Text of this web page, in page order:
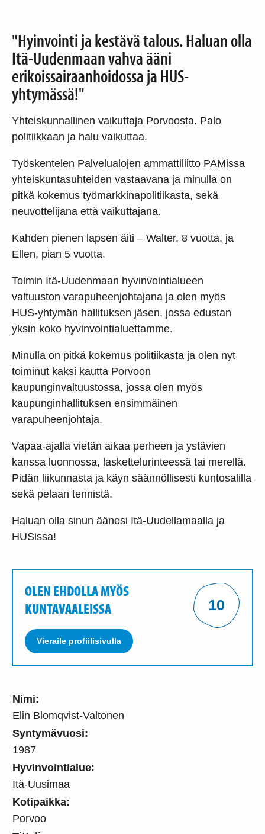
Nimi:
Elin Blomqvist-Valtonen
Syntymävuosi:
1987
Hyvinvointialue:
Itä-Uusimaa
Kotipaikka:
Porvoo
"Hyinvointi ja kestävä talous. Haluan olla
Itä-Uudenmaan vahva ääni
erikoissairaanhoidossa ja HUS-
yhtymässä!"
Yhteiskunnallinen vaikuttaja Porvoosta. Palo
politiikkaan ja halu vaikuttaa.
Työskentelen Palvelualojen ammattiliitto PAMissa
yhteiskuntasuhteiden vastaavana ja minulla on
pitkä kokemus työmarkkinapolitiikasta, sekä
neuvottelijana että vaikuttajana.
Kahden pienen lapsen äiti – Walter, 8 vuotta, ja
Ellen, pian 5 vuotta.
Toimin Itä-Uudenmaan hyvinvointialueen
valtuuston varapuheenjohtajana ja olen myös
HUS-yhtymän hallituksen jäsen, jossa edustan
yksin koko hyvinvointialuettamme.
Minulla on pitkä kokemus politiikasta ja olen nyt
toiminut kaksi kautta Porvoon
kaupunginvaltuustossa, jossa olen myös
kaupunginhallituksen ensimmäinen
varapuheenjohtaja.
Vapaa-ajalla vietän aikaa perheen ja ystävien
kanssa luonnossa, laskettelurinteessä tai merellä.
Pidän liikunnasta ja käyn säännöllisesti kuntosalilla
sekä pelaan tennistä.
Haluan olla sinun äänesi Itä-Uudellamaalla ja
HUSissa!
OLEN EHDOLLA MYÖS
KUNTAVAALEISSA
Vieraile profiilisivulla
10